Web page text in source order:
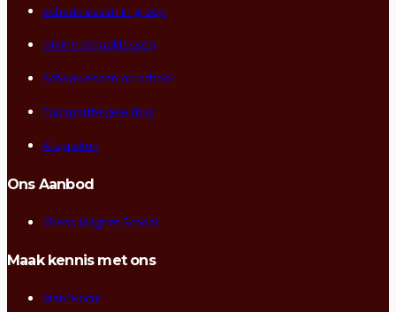
Schaaklessen in groep
Online schaaklessen
Schaaklessen op school
Topsportbegeleiding
Afspraken
Ons Aanbod
Chess Magnet School
Maak kennis met ons
Marc Kocur